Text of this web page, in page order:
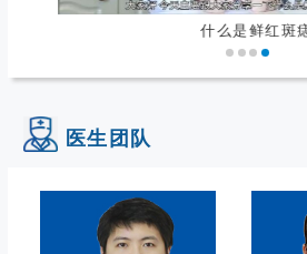
什么是鲜红斑痣
医生团队